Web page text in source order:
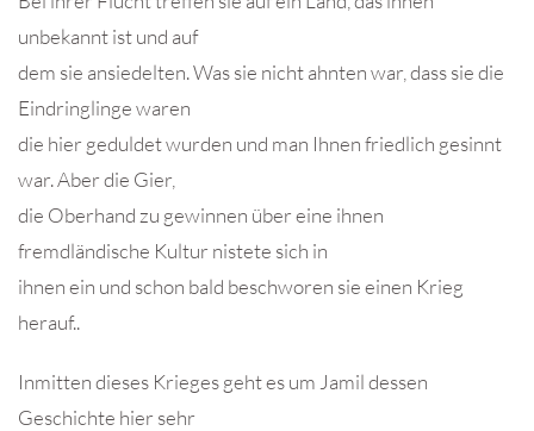
unbekannt ist und auf
dem sie ansiedelten. Was sie nicht ahnten war, dass sie die
Eindringlinge waren
die hier geduldet wurden und man Ihnen friedlich gesinnt
war. Aber die Gier,
die Oberhand zu gewinnen über eine ihnen
fremdländische Kultur nistete sich in
ihnen ein und schon bald beschworen sie einen Krieg
herauf..
Inmitten dieses Krieges geht es um Jamil dessen
Geschichte hier sehr